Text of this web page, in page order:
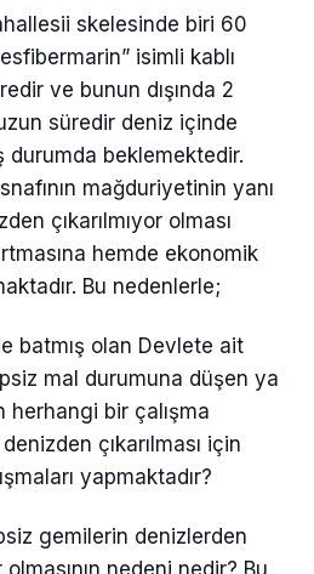
skelesinde biri 60
isimli kablı
ve bunun dışında 2
süredir deniz içinde
beklemektedir.
mağduriyetinin yanı
çıkarılmıyor olması
hemde ekonomik
Bu nedenlerle;
olan Devlete ait
mal durumuna düşen ya
herhangi bir çalışma
çıkarılması için
yapmaktadır?
gemilerin denizlerden